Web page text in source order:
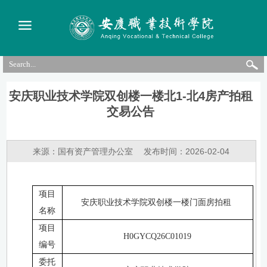
安庆职业技术学院双创楼一楼北1-北4房产拍租
交易公告
来源：国有资产管理办公室 发布时间：2026-02-04
项目
名称
安庆职业技术学院双创楼一楼门面房拍租
项目
编号
H0GYCQ26C01019
委托